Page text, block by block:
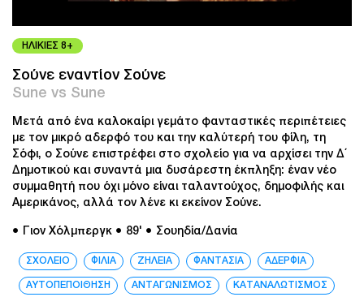
ΗΛΙΚΙΕΣ 8+
Σούνε εναντίον Σούνε
Sune vs Sune
Μετά από ένα καλοκαίρι γεμάτο φανταστικές περιπέτειες
με τον μικρό αδερφό του και την καλύτερή του φίλη, τη
Σόφι, ο Σούνε επιστρέφει στο σχολείο για να αρχίσει την Δ΄
Δημοτικού και συναντά μια δυσάρεστη έκπληξη: έναν νέο
συμμαθητή που όχι μόνο είναι ταλαντούχος, δημοφιλής και
Αμερικάνος, αλλά τον λένε κι εκείνον Σούνε.
● Γιον Χόλμπεργκ ● 89' ● Σουηδία/Δανία
ΣΧΟΛΕΙΟ ΦΙΛΙΑ ΖΗΛΕΙΑ ΦΑΝΤΑΣΙΑ ΑΔΕΡΦΙΑ
ΑΥΤΟΠΕΠΟΙΘΗΣΗ ΑΝΤΑΓΩΝΙΣΜΟΣ ΚΑΤΑΝΑΛΩΤΙΣΜΟΣ